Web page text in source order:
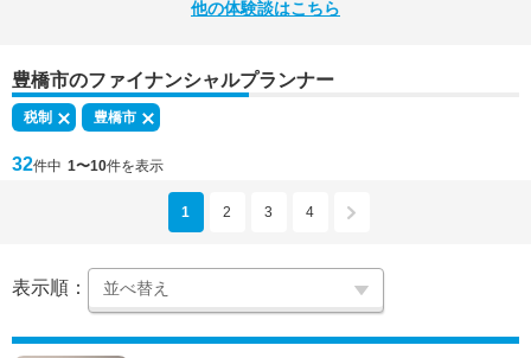
他の体験談はこちら
豊橋市のファイナンシャルプランナー
税制 豊橋市
32件中 1〜10件を表示
1 2 3 4
表示順：